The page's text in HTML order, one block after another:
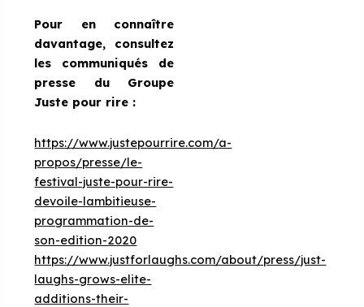
Pour en connaître
davantage, consultez
les communiqués de
presse du Groupe
Juste pour rire :
https://www.justepourrire.com/a-
propos/presse/le-
festival-juste-pour-rire-
devoile-lambitieuse-
programmation-de-
son-edition-2020
https://www.justforlaughs.com/about/press/just-
laughs-grows-elite-
additions-their-